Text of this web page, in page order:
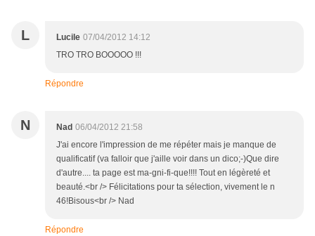
L Lucile 07/04/2012 14:12
TRO TRO BOOOOO !!!
Répondre
N Nad 06/04/2012 21:58
J'ai encore l'impression de me répéter mais je manque de
qualificatif (va falloir que j'aille voir dans un dico;-)Que dire
d'autre.... ta page est ma-gni-fi-que!!!! Tout en légèreté et
beauté.<br /> Félicitations pour ta sélection, vivement le n
46!Bisous<br /> Nad
Répondre